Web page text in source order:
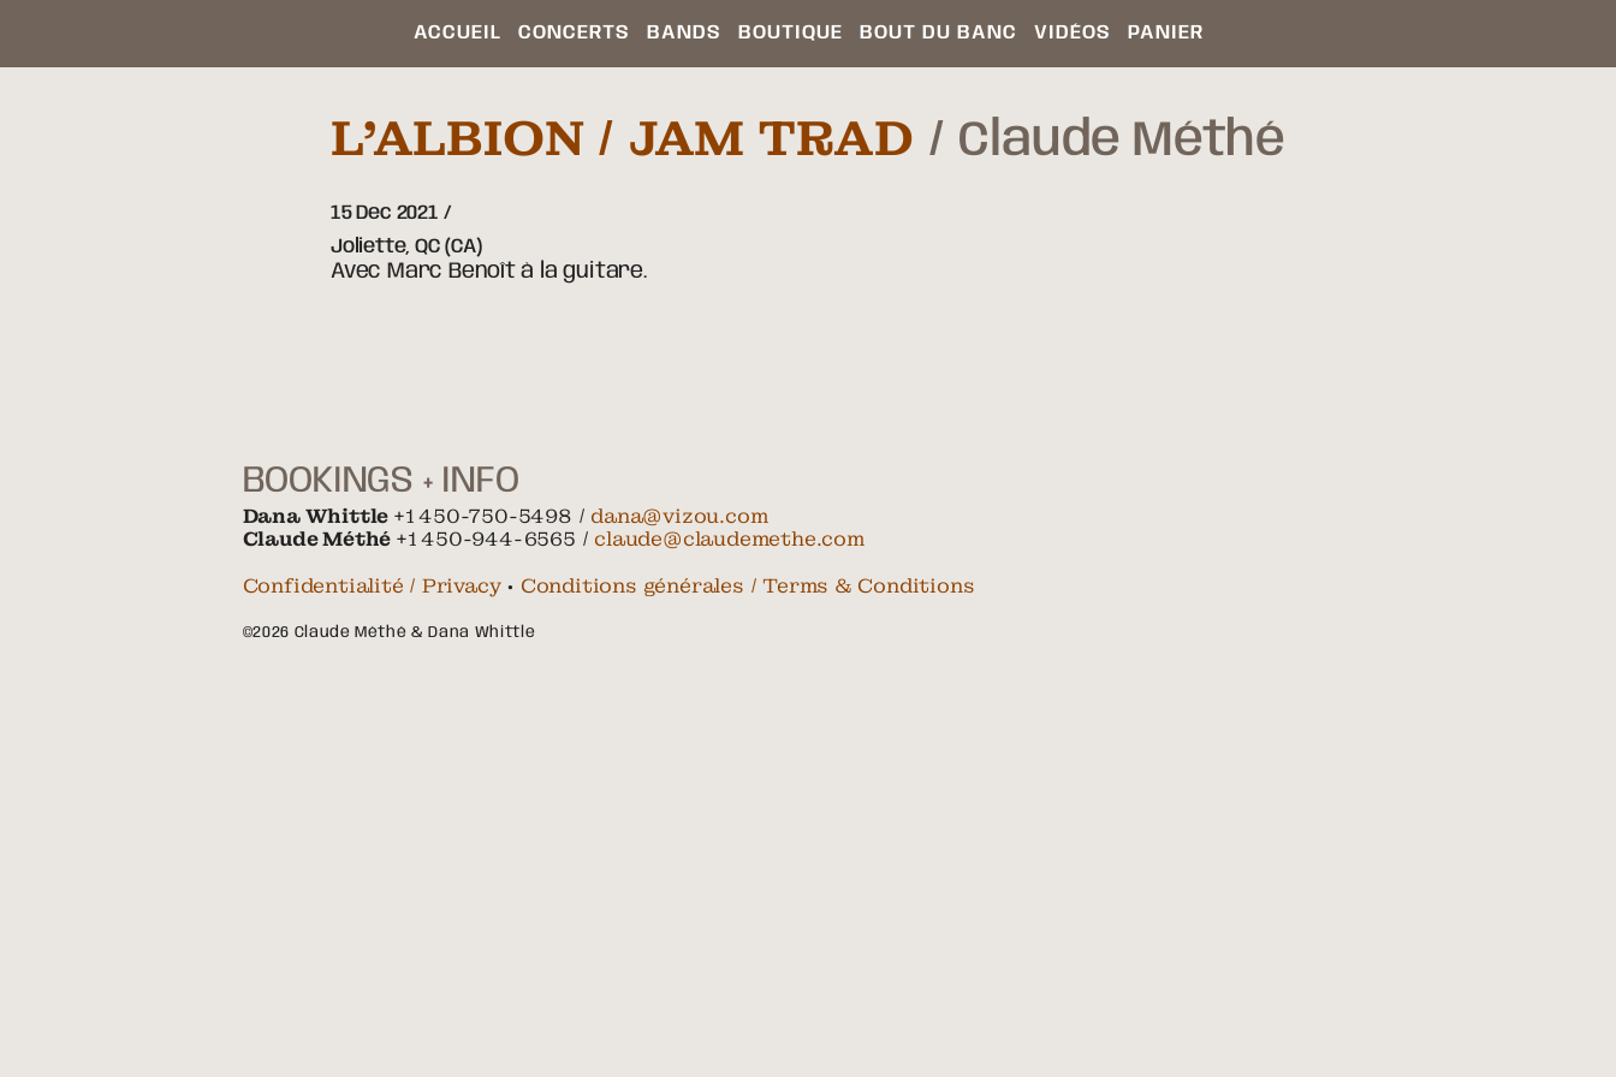
ACCUEIL CONCERTS BANDS BOUTIQUE BOUT DU BANC VIDÉOS PANIER
L’ALBION / JAM TRAD Claude Méthé
15 Dec 2021
Joliette, QC (CA)
Avec Marc Benoît à la guitare.
BOOKINGS + INFO
Dana Whittle +1 450-750-5498 / dana@vizou.com
Claude Méthé +1 450-944-6565 / claude@claudemethe.com
Confidentialité / Privacy• Conditions générales / Terms & Conditions
©2026 Claude Méthé & Dana Whittle